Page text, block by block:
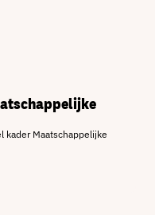
kader Maatschappelijke